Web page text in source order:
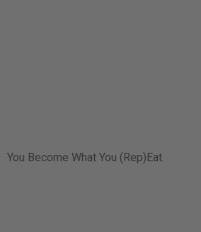
You Become What You (Rep)Eat.